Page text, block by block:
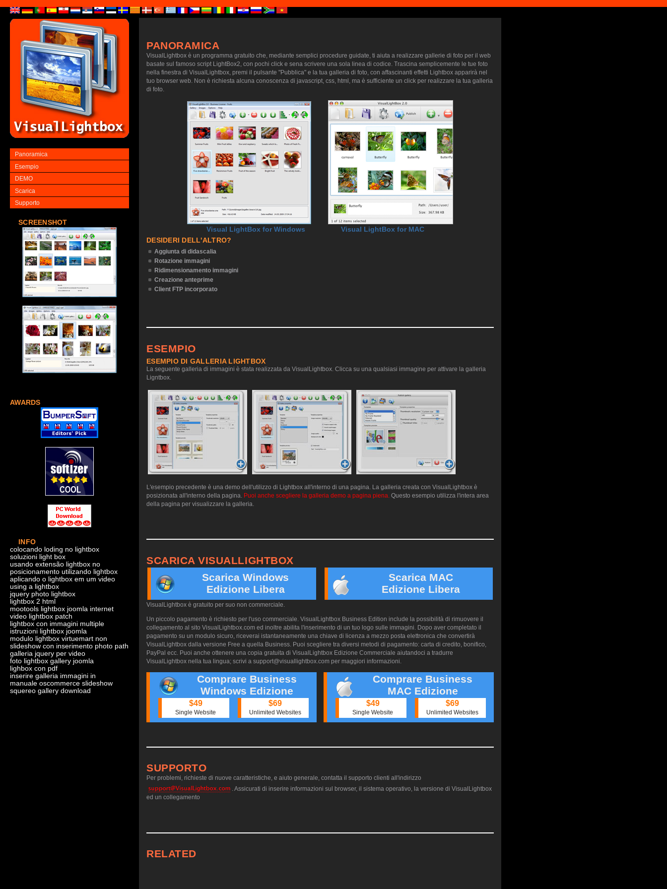
Panoramica
Esempio
DEMO
Scarica
Supporto
SCREENSHOT
AWARDS
INFO
colocando loding no lightbox
soluzioni light box
usando extensão lightbox no
posicionamento utilizando lightbox
aplicando o lightbox em um video
using a lightbox
jquery photo lightbox
lightbox 2 html
mootools lightbox joomla internet
video lightbox patch
lightbox con immagini multiple
istruzioni lightbox joomla
modulo lightbox virtuemart non
slideshow con inserimento photo path
galleria jquery per video
foto lightbox gallery joomla
lighbox con pdf
inserire galleria immagini in
manuale oscommerce slideshow
squereo gallery download
PANORAMICA
VisualLightbox è un programma gratuito che, mediante semplici procedure guidate, ti aiuta a realizzare gallerie di foto per il web
basate sul famoso script LightBox2, con pochi click e sena scrivere una sola linea di codice. Trascina semplicemente le tue foto
nella finestra di VisualLightbox, premi il pulsante "Pubblica" e la tua galleria di foto, con affascinanti effetti Lightbox apparirà nel
tuo browser web. Non è richiesta alcuna conoscenza di javascript, css, html, ma è sufficiente un click per realizzare la tua galleria
di foto.
Visual LightBox for Windows
Visual LightBox for MAC
DESIDERI DELL'ALTRO?
Aggiunta di didascalia
Rotazione immagini
Ridimensionamento immagini
Creazione anteprime
Client FTP incorporato
ESEMPIO
ESEMPIO DI GALLERIA LIGHTBOX
La seguente galleria di immagini è stata realizzata da VisualLightbox. Clicca su una qualsiasi immagine per attivare la galleria
Ligntbox.
L'esempio precedente è una demo dell'utilizzo di Lightbox all'interno di una pagina. La galleria creata con VisualLightbox è
posizionata all'interno della pagina. Puoi anche scegliere la galleria demo a pagina piena. Questo esempio utilizza l'intera area
della pagina per visualizzare la galleria.
SCARICA VISUALLIGHTBOX
Scarica Windows
Edizione Libera
Scarica MAC
Edizione Libera
VisualLightbox è gratuito per suo non commerciale.
Un piccolo pagamento è richiesto per l'uso commerciale. VisualLightbox Business Edition include la possibilità di rimuovere il
collegamento al sito VisualLightbox.com ed inoltre abilita l'inserimento di un tuo logo sulle immagini. Dopo aver completato il
pagamento su un modulo sicuro, riceverai istantaneamente una chiave di licenza a mezzo posta elettronica che convertirà
VisualLightbox dalla versione Free a quella Business. Puoi scegliere tra diversi metodi di pagamento: carta di credito, bonifico,
PayPal ecc. Puoi anche ottenere una copia gratuita di VisualLightbox Edizione Commerciale aiutandoci a tradurre
VisualLightbox nella tua lingua; scrivi a support@visuallightbox.com per maggiori informazioni.
Comprare Business
Windows Edizione
$49
Single Website
$69
Unlimited Websites
Comprare Business
MAC Edizione
$49
Single Website
$69
Unlimited Websites
SUPPORTO
Per problemi, richieste di nuove caratteristiche, e aiuto generale, contatta il supporto clienti all'indirizzo
. Assicurati di inserire informazioni sul browser, il sistema operativo, la versione di VisualLightbox
ed un collegamento
RELATED